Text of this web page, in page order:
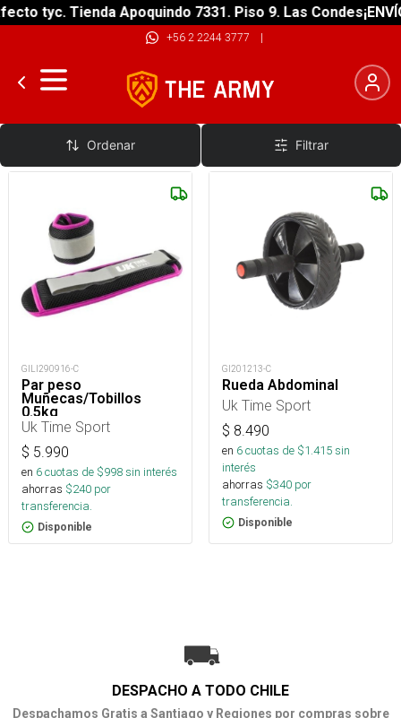
tyc. Tienda Apoquindo 7331. Piso 9. Las Condes
+56 2 2244 3777 |
Accesorios
Ordenar Filtrar
GILI290916-C
Par peso
Muñecas/Tobillos
0.5kg
Uk Time Sport
$ 5.990
en 6cuotas de $998sin interés
ahorras $240 por
transferencia.
Disponible
GI201213-C
Rueda Abdominal
Uk Time Sport
$ 8.490
en 6cuotas de $1.415sin
interés
ahorras $340 por
transferencia.
Disponible
DESPACHO A TODO CHILE
Despachamos Gratis a Santiago y Regiones por compras sobre